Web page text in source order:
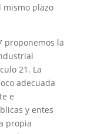
mismo plazo
proponemos la
21. La
adecuada
e
y entes
propia